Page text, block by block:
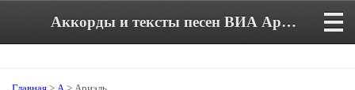
Аккорды и тексты песен ВИА Ариэль.